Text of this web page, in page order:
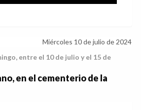
Miércoles 10 de julio de 2024
entre el 10 de julio y el 15 de
en el cementerio de la